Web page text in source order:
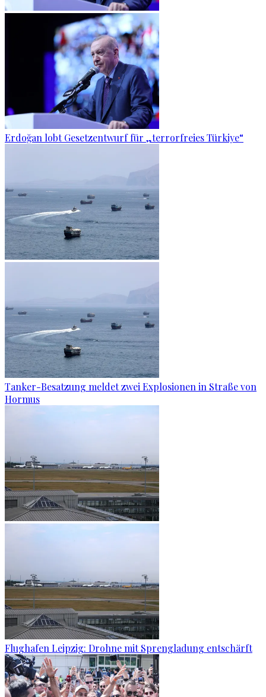
Erdoğan lobt Gesetzentwurf für „terrorfreies Türkiye“
Tanker-Besatzung meldet zwei Explosionen in Straße von
Hormus
Flughafen Leipzig: Drohne mit Sprengladung entschärft